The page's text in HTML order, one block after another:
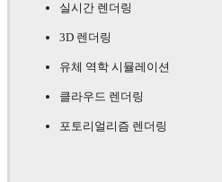
실시간 렌더링
3D 렌더링
유체 역학 시뮬레이션
클라우드 렌더링
포토리얼리즘 렌더링